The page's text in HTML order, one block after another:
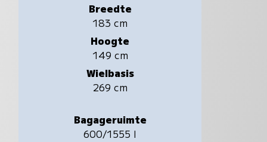
Breedte
183 cm
Hoogte
149 cm
Wielbasis
269 cm
Bagageruimte
600/1555 l